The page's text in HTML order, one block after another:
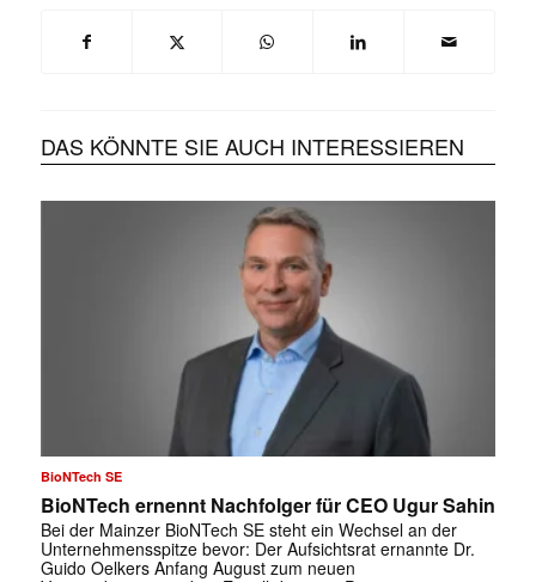
DAS KÖNNTE SIE AUCH INTERESSIEREN
BioNTech SE
BioNTech ernennt Nachfolger für CEO Ugur Sahin
Bei der Mainzer BioNTech SE steht ein Wechsel an der
Unternehmensspitze bevor: Der Aufsichtsrat ernannte Dr.
Guido Oelkers Anfang August zum neuen